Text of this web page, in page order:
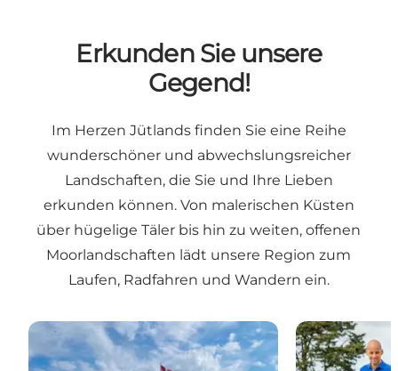
Erkunden Sie unsere
Gegend!
Im Herzen Jütlands finden Sie eine Reihe
wunderschöner und abwechslungsreicher
Landschaften, die Sie und Ihre Lieben
erkunden können. Von malerischen Küsten
über hügelige Täler bis hin zu weiten, offenen
Moorlandschaften lädt unsere Region zum
Laufen, Radfahren und Wandern ein.
Skamlingsbanken - Natur mit Aussicht in Kolding